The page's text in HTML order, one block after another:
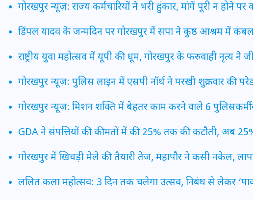
गोरखपुर न्यूज़: राज्य कर्मचारियों ने भरी हुंकार, मांगें पूरी न होने
डिंपल यादव के जन्मदिन पर गोरखपुर में सपा ने कुष्ठ आश्रम में
राष्ट्रीय युवा महोत्सव में यूपी की धूम, गोरखपुर के फरुवाही नृत्य ने
गोरखपुर न्यूज़: पुलिस लाइन में एसपी नॉर्थ ने परखी शुक्रवार की
गोरखपुर न्यूज़: मिशन शक्ति में बेहतर काम करने वाले 6 पुलिसकर्मी
GDA ने संपत्तियों की कीमतों में की 25% तक की कटौती, अब
गोरखपुर में खिचड़ी मेले की तैयारी तेज, महापौर ने कसी नकेल,
ललित कला महोत्सव: 3 दिन तक चलेगा उत्सव, निबंध से लेकर
इस सप्ताह का राशिफल: जानिए
क्या कहते हैं आपके सितारे (25
अगस्त से 31 अगस्त)
24 अगस्त 2025